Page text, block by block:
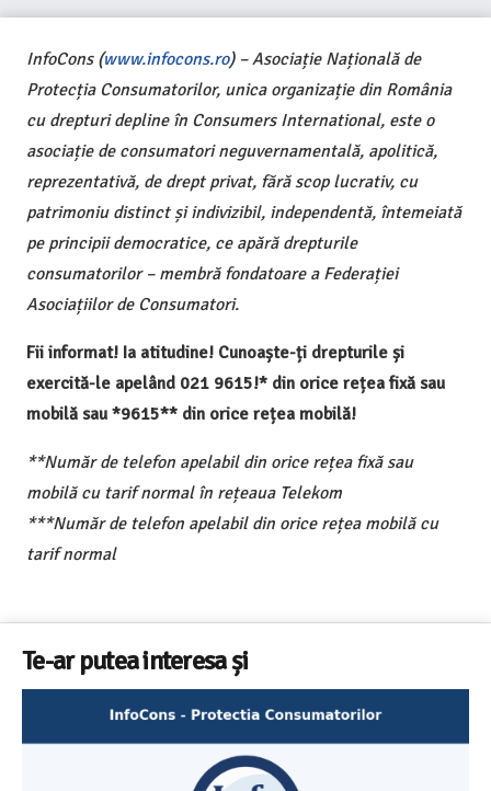
InfoCons (www.infocons.ro) – Asociație Națională de
Protecția Consumatorilor, unica organizație din România
cu drepturi depline în Consumers International, este o
asociație de consumatori neguvernamentală, apolitică,
reprezentativă, de drept privat, fără scop lucrativ, cu
patrimoniu distinct și indivizibil, independentă, întemeiată
pe principii democratice, ce apără drepturile
consumatorilor – membră fondatoare a Federației
Asociațiilor de Consumatori.
Fii informat! Ia atitudine! Cunoaște-ți drepturile și
exercită-le apelând 021 9615!* din orice rețea fixă sau
mobilă sau *9615** din orice rețea mobilă!
**Număr de telefon apelabil din orice rețea fixă sau
mobilă cu tarif normal în rețeaua Telekom
***Număr de telefon apelabil din orice rețea mobilă cu
tarif normal
Te-ar putea interesa și